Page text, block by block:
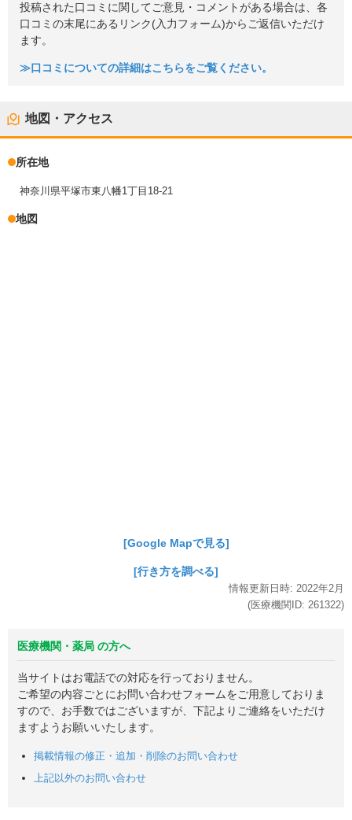
投稿された口コミに関してご意見・コメントがある場合は、各
口コミの末尾にあるリンク(入力フォーム)からご返信いただけ
ます。
≫口コミについての詳細はこちらをご覧ください。
地図・アクセス
所在地
神奈川県平塚市東八幡1丁目18-21
地図
[Google Mapで見る]
[行き方を調べる]
情報更新日時: 2022年2月
(医療機関ID: 261322)
医療機関・薬局 の方へ
当サイトはお電話での対応を行っておりません。
ご希望の内容ごとにお問い合わせフォームをご用意しておりま
すので、お手数ではございますが、下記よりご連絡をいただけ
ますようお願いいたします。
掲載情報の修正・追加・削除のお問い合わせ
上記以外のお問い合わせ